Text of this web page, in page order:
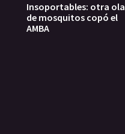
Insoportables: otra ola
de mosquitos copó el
AMBA